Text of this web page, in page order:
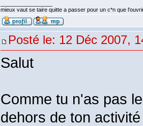
mieux vaut se taire quitte a passer pour un c*n que
Posté le: 12 Déc 2007,
Salut
Comme tu n'as pas
dehors de ton